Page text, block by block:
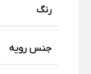
رنگ
جنس رویه